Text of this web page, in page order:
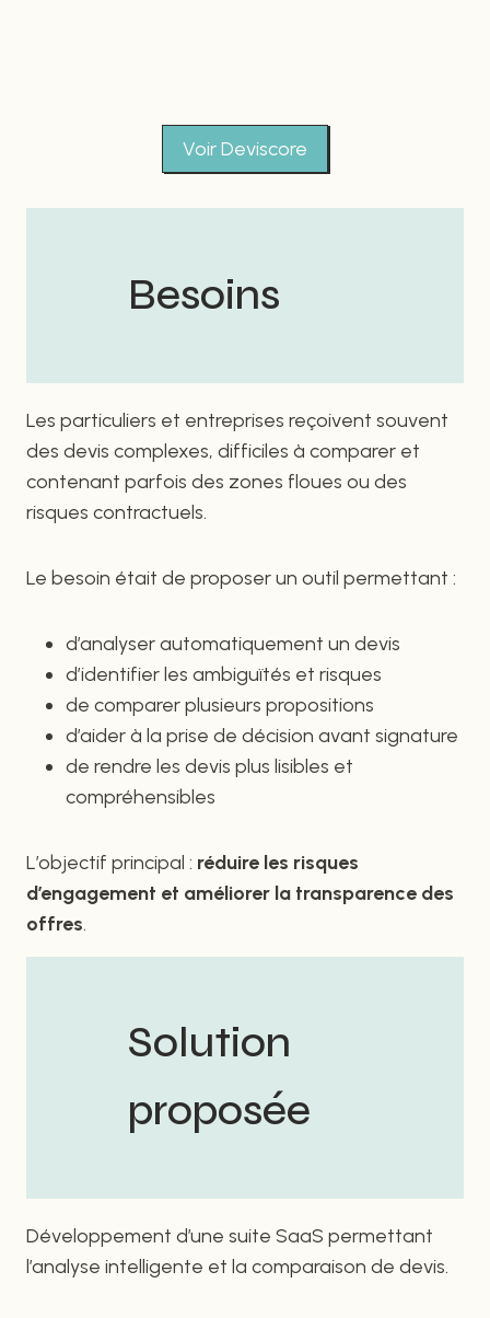
Voir Deviscore
Besoins
Les particuliers et entreprises reçoivent souvent
des devis complexes, difficiles à comparer et
contenant parfois des zones floues ou des
risques contractuels.
Le besoin était de proposer un outil permettant :
d’analyser automatiquement un devis
d’identifier les ambiguïtés et risques
de comparer plusieurs propositions
d’aider à la prise de décision avant signature
de rendre les devis plus lisibles et
compréhensibles
L’objectif principal : réduire les risques
d’engagement et améliorer la transparence des
offres.
Solution
proposée
Développement d’une suite SaaS permettant
l’analyse intelligente et la comparaison de devis.